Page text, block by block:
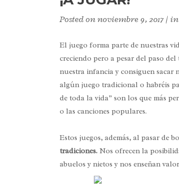
Posted onnoviembre 9, 2017
El juego forma parte de nuestras
creciendo pero a pesar del paso
nuestra infancia y consiguen sacar
algún juego tradicional o habréis
de toda la vida” son los que más
o las canciones populares.
Estos juegos, además, al pasar de
tradiciones. Nos ofrecen la
abuelos y nietos y nos enseñan